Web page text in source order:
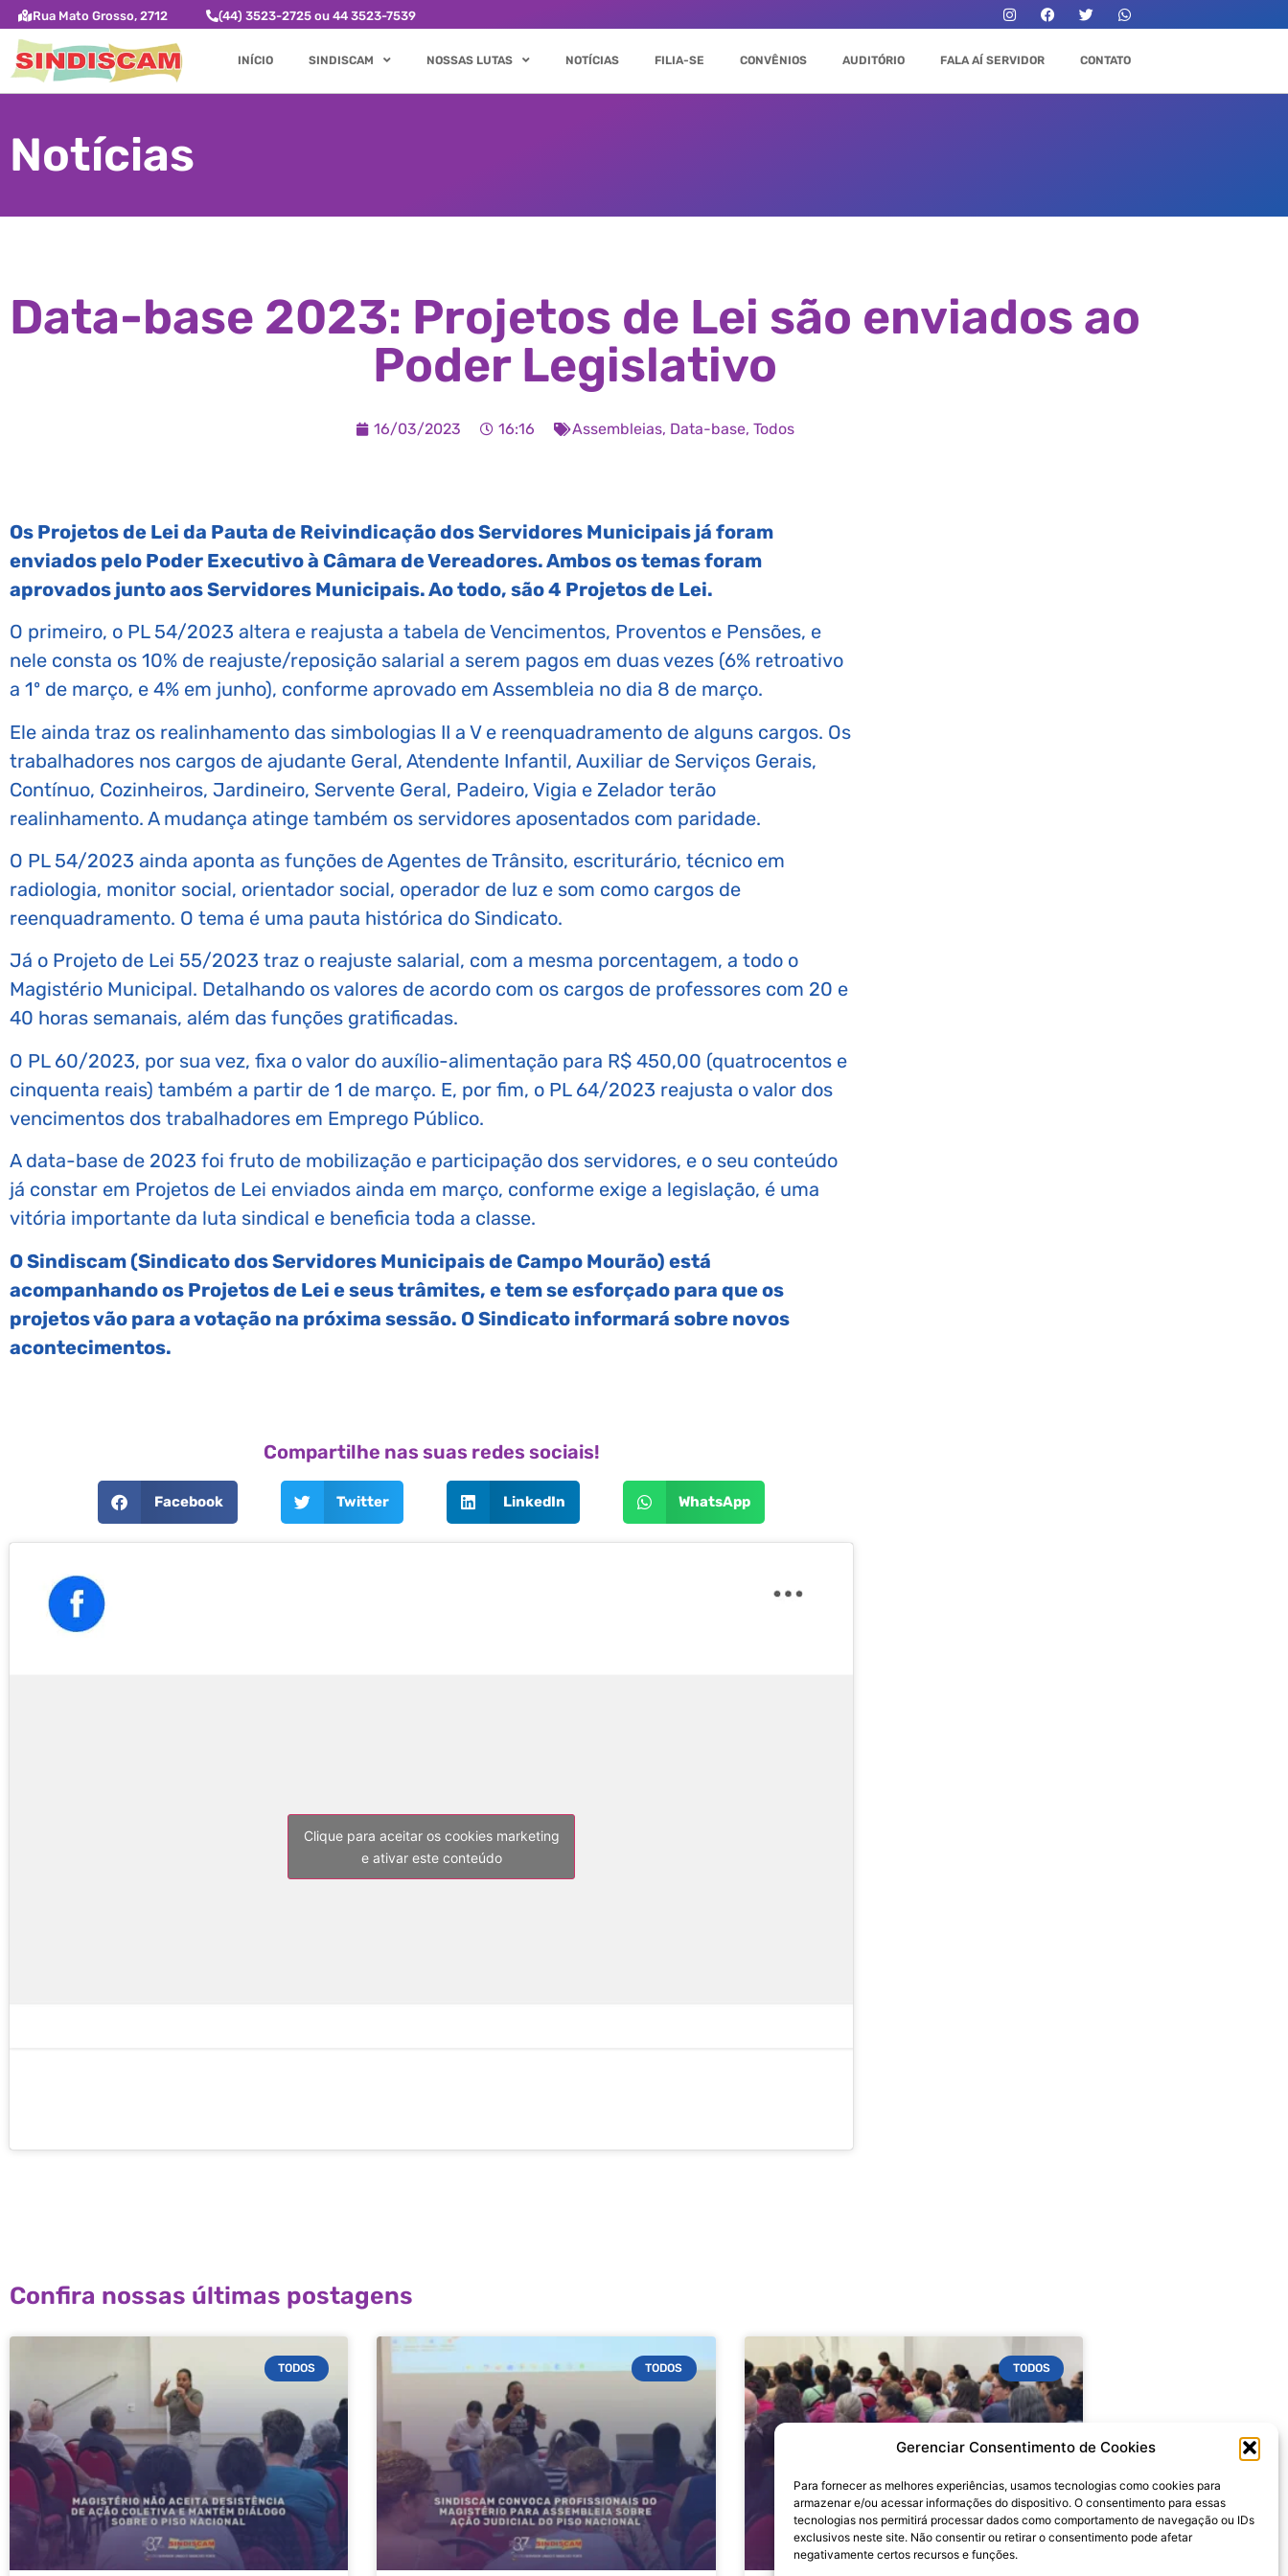
Gerenciar Consentimento de Cookies
Para fornecer as melhores experiências, usamos tecnologias como cookies para
armazenar e/ou acessar informações do dispositivo. O consentimento para essas
tecnologias nos permitirá processar dados como comportamento de navegação ou IDs
exclusivos neste site. Não consentir ou retirar o consentimento pode afetar
negativamente certos recursos e funções.
Rua Mato Grosso, 2712 (44) 3523-2725 ou 44 3523-7539
INÍCIO SINDISCAM NOSSAS LUTAS NOTÍCIAS FILIA-SE CONVÊNIOS AUDITÓRIO FALA AÍ SERVIDOR CONTATO
Notícias
Data-base 2023: Projetos de Lei são enviados ao
Poder Legislativo
16/03/2023 16:16 Assembleias, Data-base, Todos
Os Projetos de Lei da Pauta de Reivindicação dos Servidores Municipais já foram
enviados pelo Poder Executivo à Câmara de Vereadores. Ambos os temas foram
aprovados junto aos Servidores Municipais. Ao todo, são 4 Projetos de Lei.
O primeiro, o PL 54/2023 altera e reajusta a tabela de Vencimentos, Proventos e Pensões, e
nele consta os 10% de reajuste/reposição salarial a serem pagos em duas vezes (6% retroativo
a 1º de março, e 4% em junho), conforme aprovado em Assembleia no dia 8 de março.
Ele ainda traz os realinhamento das simbologias II a V e reenquadramento de alguns cargos. Os
trabalhadores nos cargos de ajudante Geral, Atendente Infantil, Auxiliar de Serviços Gerais,
Contínuo, Cozinheiros, Jardineiro, Servente Geral, Padeiro, Vigia e Zelador terão
realinhamento. A mudança atinge também os servidores aposentados com paridade.
O PL 54/2023 ainda aponta as funções de Agentes de Trânsito, escriturário, técnico em
radiologia, monitor social, orientador social, operador de luz e som como cargos de
reenquadramento. O tema é uma pauta histórica do Sindicato.
Já o Projeto de Lei 55/2023 traz o reajuste salarial, com a mesma porcentagem, a todo o
Magistério Municipal. Detalhando os valores de acordo com os cargos de professores com 20 e
40 horas semanais, além das funções gratificadas.
O PL 60/2023, por sua vez, fixa o valor do auxílio-alimentação para R$ 450,00 (quatrocentos e
cinquenta reais) também a partir de 1 de março. E, por fim, o PL 64/2023 reajusta o valor dos
vencimentos dos trabalhadores em Emprego Público.
A data-base de 2023 foi fruto de mobilização e participação dos servidores, e o seu conteúdo
já constar em Projetos de Lei enviados ainda em março, conforme exige a legislação, é uma
vitória importante da luta sindical e beneficia toda a classe.
O Sindiscam (Sindicato dos Servidores Municipais de Campo Mourão) está
acompanhando os Projetos de Lei e seus trâmites, e tem se esforçado para que os
projetos vão para a votação na próxima sessão. O Sindicato informará sobre novos
acontecimentos.
Compartilhe nas suas redes sociais!
Facebook Twitter LinkedIn WhatsApp
Clique para aceitar os cookies marketing
e ativar este conteúdo
Confira nossas últimas postagens
TODOS TODOS TODOS